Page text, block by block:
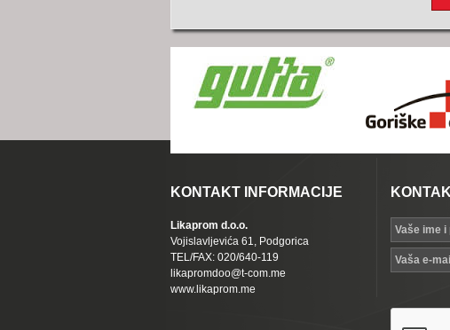
KONTAKT INFORMACIJE
Likaprom d.o.o.
Vojislavljevića 61, Podgorica
TEL/FAX: 020/640-119
likapromdoo@t-com.me
www.likaprom.me